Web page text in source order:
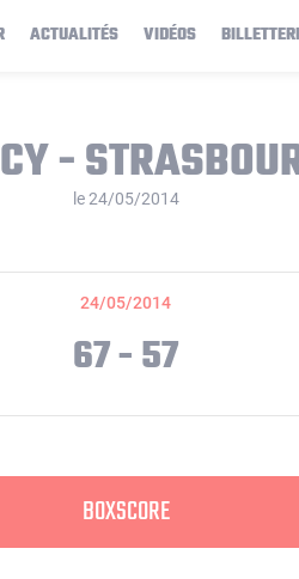
ACTUALITÉS VIDÉOS
-
le 24/05/2014
24/05/2014
67 - 57
BOXSCORE